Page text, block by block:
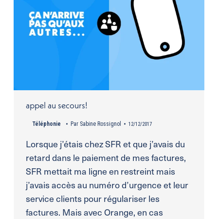
appel au secours!
Téléphonie Par Sabine Rossignol 12/12/2017
Lorsque j’étais chez SFR et que j’avais du
retard dans le paiement de mes factures,
SFR mettait ma ligne en restreint mais
j’avais accès au numéro d’urgence et leur
service clients pour régulariser les
factures. Mais avec Orange, en cas